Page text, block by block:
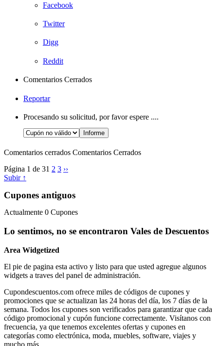
Facebook
Twitter
Digg
Reddit
Comentarios Cerrados
Reportar
Procesando su solicitud, por favor espere ....
Comentarios cerrados Comentarios Cerrados
Página 1 de 31 2 3 ››
Subir ↑
Cupones antiguos
Actualmente 0 Cupones
Lo sentimos, no se encontraron Vales de Descuentos
Area Widgetized
El pie de pagina esta activo y listo para que usted agregue algunos
widgets a traves del panel de administración.
Cupondescuentos.com ofrece miles de códigos de cupones y
promociones que se actualizan las 24 horas del día, los 7 días de la
semana. Todos los cupones son verificados para garantizar que cada
código promocional y cupón funcione correctamente. Visítanos con
frecuencia, ya que tenemos excelentes ofertas y cupones en
categorías como electrónica, moda, muebles, software, viajes y